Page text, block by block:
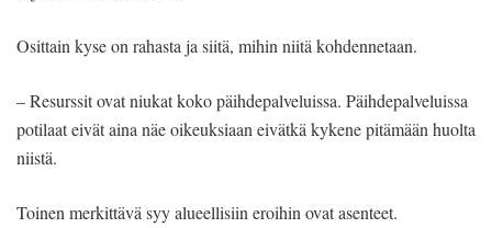
Osittain kyse on rahasta ja siitä, mihin niitä kohdennetaan.
– Resurssit ovat niukat koko päihdepalveluissa. Päihdepalveluissa
potilaat eivät aina näe oikeuksiaan eivätkä kykene pitämään huolta
niistä.
Toinen merkittävä syy alueellisiin eroihin ovat asenteet.